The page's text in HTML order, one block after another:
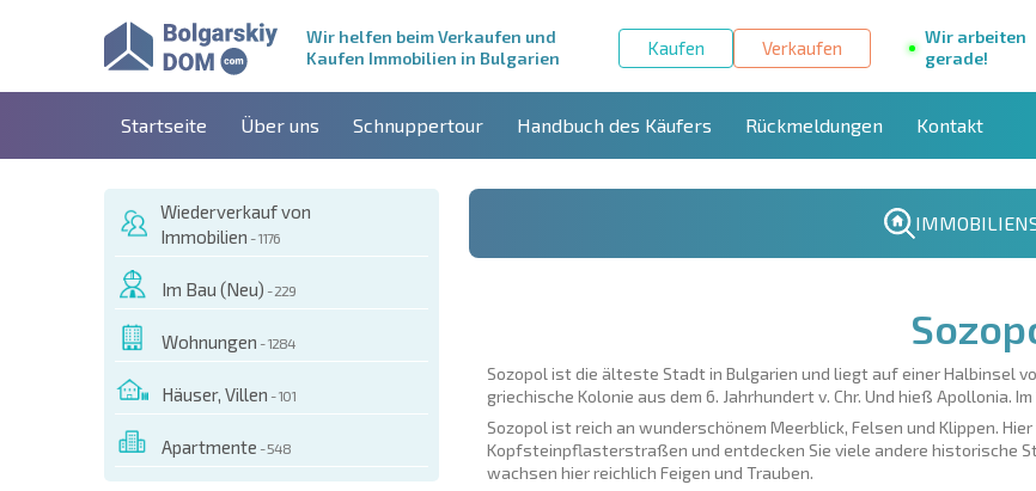
Wir helfen beim Verkaufen und
Kaufen Immobilien in Bulgarien
Kaufen Verkaufen
Wir arbeiten
gerade!
Startseite Über uns Schnuppertour Handbuch des Käufers Rückmeldungen Kontakt
Wiederverkauf von
Immobilien - 1176
Im Bau (Neu) - 229
Wohnungen - 1284
Häuser, Villen - 101
Apartmente - 548
Sozopol ist die älteste Stadt in Bulgarien und liegt auf einer Halbinsel
griechische Kolonie aus dem 6. Jahrhundert v. Chr. Und hieß Apollonia.
Sozopol ist reich an wunderschönem Meerblick, Felsen und Klippen.
Kopfsteinpflasterstraßen und entdecken Sie viele andere historische
wachsen hier reichlich Feigen und Trauben.